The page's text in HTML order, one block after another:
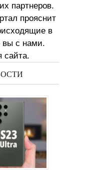
партнеров.
прояснит
в
вы с нами.
сайта.